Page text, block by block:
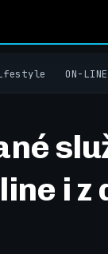
ON-
i z